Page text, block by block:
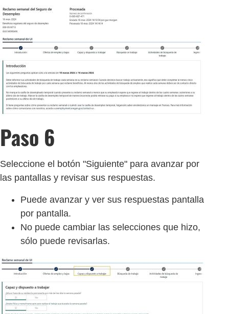
Paso 6
Seleccione el botón "Siguiente" para avanzar por
las pantallas y revisar sus respuestas.
Puede avanzar y ver sus respuestas pantalla
por pantalla.
No puede cambiar las selecciones que hizo,
sólo puede revisarlas.